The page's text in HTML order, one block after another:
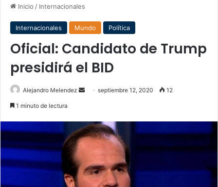
Inicio / Internacionales
Internacionales Mundo Política
Oficial: Candidato de Trump
presidirá el BID
Alejandro Melendez
Sendseptiembre 12, 2020 12
1 minuto de lectura